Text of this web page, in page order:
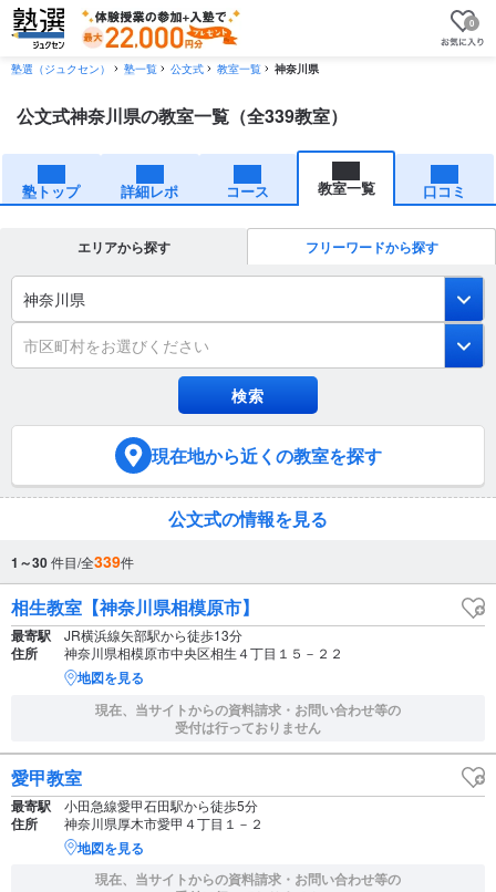
0
塾選（ジュクセン） 塾一覧 公文式 教室一覧 神奈川県
公文式神奈川県の教室一覧（全339教室）
塾トップ 詳細レポ コース 教室一覧 口コミ
エリアから探す フリーワードから探す
神奈川県
市区町村をお選びください
現在地から近くの教室を探す
公文式の情報を見る
1～30件目/全339件
相生教室【神奈川県相模原市】
最寄駅 JR横浜線矢部駅から徒歩13分
住所 神奈川県相模原市中央区相生４丁目１５－２２
地図を見る
現在、当サイトからの資料請求・お問い合わせ等の
受付は行っておりません
愛甲教室
最寄駅 小田急線愛甲石田駅から徒歩5分
住所 神奈川県厚木市愛甲４丁目１－２
地図を見る
現在、当サイトからの資料請求・お問い合わせ等の